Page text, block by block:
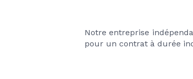
Notre entreprise
pour un contrat à durée